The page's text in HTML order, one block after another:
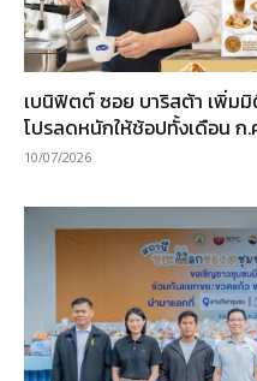
เบนิฟิตต์ ซอย บาริสต้า เพิ่มมิ
โปรลดหนักให้ช้อปทั้งเดือน ก
10/07/2026